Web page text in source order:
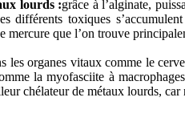
lourds :grâce à l’alginate,
différents toxiques
que l’on trouve
les organes vitaux comme le
la myofasciite à
chélateur de métaux lourds,